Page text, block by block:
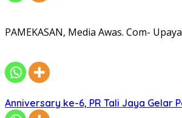
PAMEKASAN, Media Awas. Com-
Anniversary ke-6, PR Tali Jaya Gelar